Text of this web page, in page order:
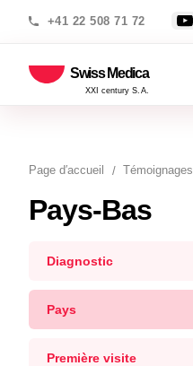
+41 22 508 71 72
Swiss Medica
XXI century S.A.
Page d′accueil Témoignages
Pays-Bas
Diagnostic
Pays
Première visite